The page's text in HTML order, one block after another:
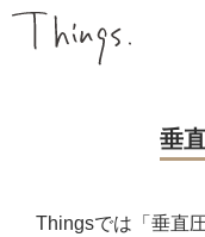
垂
Thingsでは「垂直